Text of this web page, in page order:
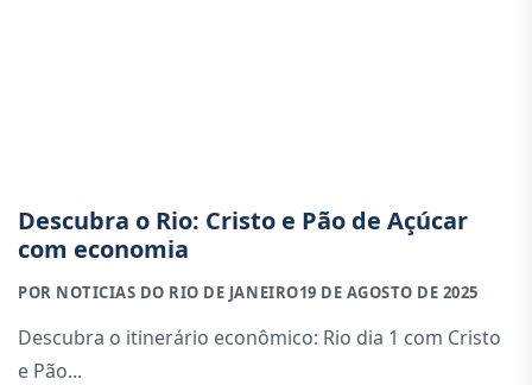
Descubra o Rio: Cristo e Pão de Açúcar
com economia
POR NOTICIAS DO RIO DE JANEIRO19 DE AGOSTO DE 2025
Descubra o itinerário econômico: Rio dia 1 com Cristo
e Pão...